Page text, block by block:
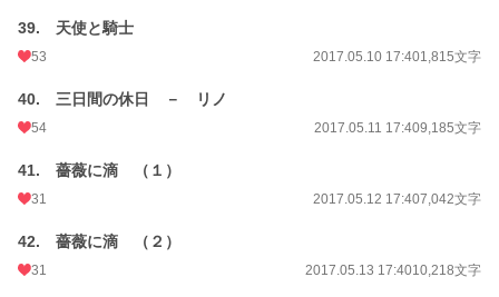
39. 天使と騎士
53 2017.05.10 17:401,815文字
40. 三日間の休日 － リノ
54 2017.05.11 17:409,185文字
41. 薔薇に滴 （１）
31 2017.05.12 17:407,042文字
42. 薔薇に滴 （２）
31 2017.05.13 17:4010,218文字